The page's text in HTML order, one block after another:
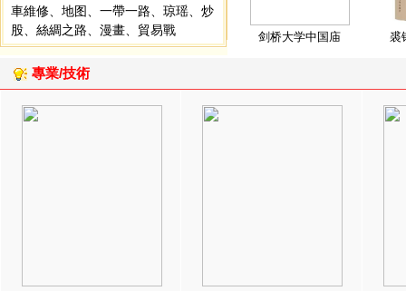
車維修
地图 一帶一路 琼瑶
炒
股
絲綢之路 漫畫 貿易戰 剑桥大学中国庙 裘
專業/技術